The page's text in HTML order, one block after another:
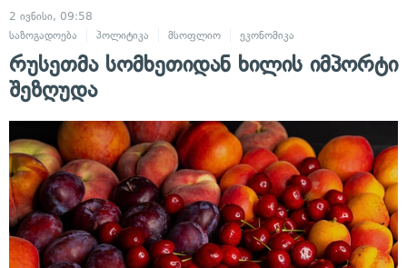
2 ივნისი, 09:58
საზოგადოება
პოლიტიკა მსოფლიო ეკონომიკა
რუსეთმა სომხეთიდან ხილის იმპორტი
შეზღუდა